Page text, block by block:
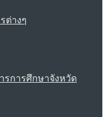
ต่างๆ
รการศึกษาจังหวัด